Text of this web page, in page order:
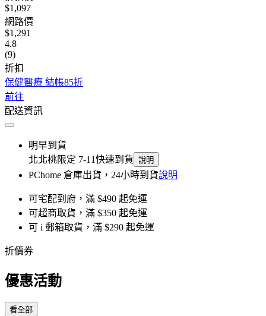
$1,097
網路價
$1,291
4.8
(9)
折扣
保健醫療 結帳85折
前往
配送資訊
明早到貨
北北桃限定 7-11快速到貨 說明
PChome 倉庫出貨，24小時到貨說明
可宅配到府，滿 $490 起免運
可超商取貨，滿 $350 起免運
可 i 郵箱取貨，滿 $290 起免運
折價券
優惠活動
看全部